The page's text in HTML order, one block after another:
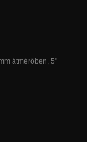
átmérőben, 5"